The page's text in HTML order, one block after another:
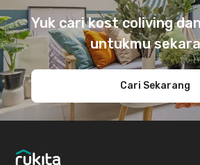
Yuk cari kost coliving
untukmu
Cari Sekarang